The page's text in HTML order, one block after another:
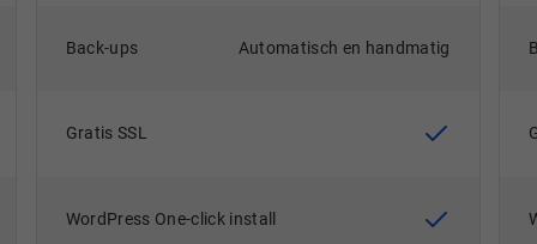
Back-ups Automatisch en handmatig
Gratis SSL
WordPress One-click install